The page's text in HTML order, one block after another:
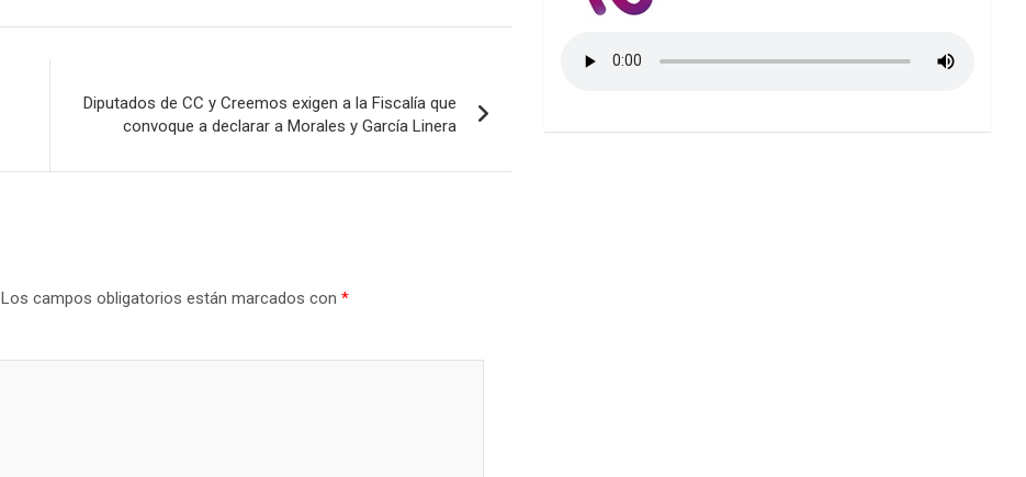
Diputados de CC y Creemos exigen a la Fiscalía que
convoque a declarar a Morales y García Linera
Los campos obligatorios están marcados con *